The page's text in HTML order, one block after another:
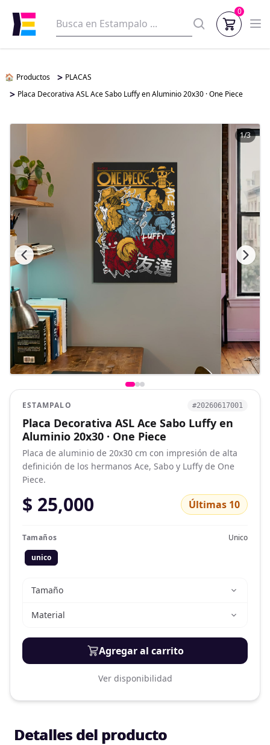
0
🏠 Productos > PLACAS
> Placa Decorativa ASL Ace Sabo Luffy en Aluminio 20x30 · One Piece
1/3
ESTAMPALO #20260617001
Placa Decorativa ASL Ace Sabo Luffy en
Aluminio 20x30 · One Piece
Placa de aluminio de 20x30 cm con impresión de alta
definición de los hermanos Ace, Sabo y Luffy de One
Piece.
$ 25,000 Últimas 10
Tamaños
Unico
unico
Tamaño
Material
Agregar al carrito
Ver disponibilidad
Detalles del producto